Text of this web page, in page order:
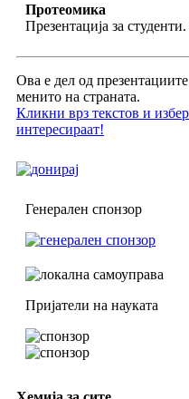
Протеомика
Презентација за
Ова е дел од
менито на страната.
Кликни врз текстов и
интересираат!
Генерален спонзор
Пријатели на науката